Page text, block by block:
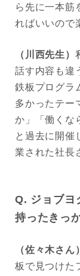
ら先に一本筋
ればいいので
（川西先生）
話す内容も違
鉄板プログラ
多かったテー
か」「働くな
と過去に開催
業された社長
Q. ジョブヨ
持ったきっ
（佐々木さん）
板で見つけた